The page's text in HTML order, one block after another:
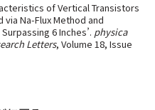
of Vertical Transistors
via Na-Flux Method and
6 Inches’. physica
Letters, Volume 18, Issue